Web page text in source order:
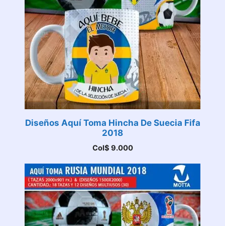
Diseños Aquí Toma Hincha De Suecia Fifa
2018
Col$ 9.000